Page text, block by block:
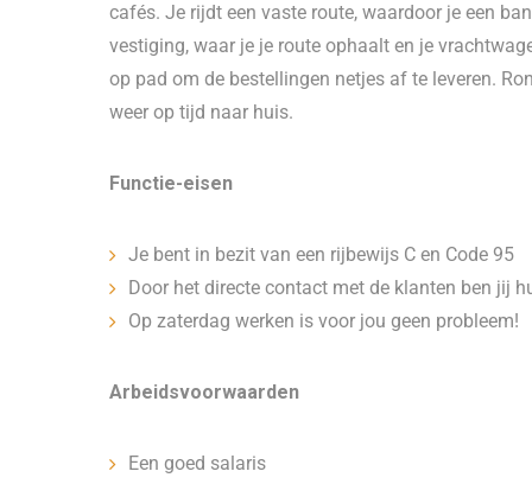
cafés. Je rijdt een vaste route, waardoor je een
vestiging, waar je je route ophaalt en je
op pad om de bestellingen netjes af te leveren.
weer op tijd naar huis.
Functie-eisen
Je bent in bezit van een rijbewijs C en Code 95
Door het directe contact met de klanten ben jij
Op zaterdag werken is voor jou geen probleem!
Arbeidsvoorwaarden
Een goed salaris